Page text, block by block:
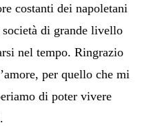
costanti dei napoletani
società di grande livello
nel tempo. Ringrazio
per quello che mi
di poter vivere